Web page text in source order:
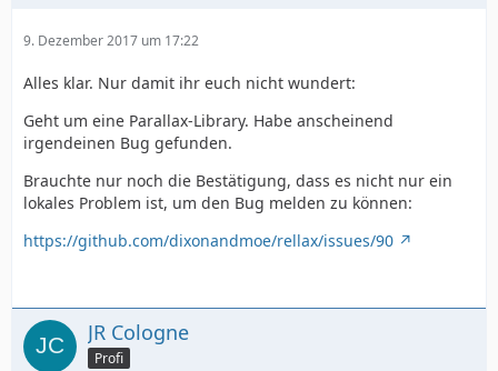
9. Dezember 2017 um 17:22
Alles klar. Nur damit ihr euch nicht wundert:
Geht um eine Parallax-Library. Habe anscheinend
irgendeinen Bug gefunden.
Brauchte nur noch die Bestätigung, dass es nicht nur ein
lokales Problem ist, um den Bug melden zu können:
https://github.com/dixonandmoe/rellax/issues/90
JR Cologne
Profi